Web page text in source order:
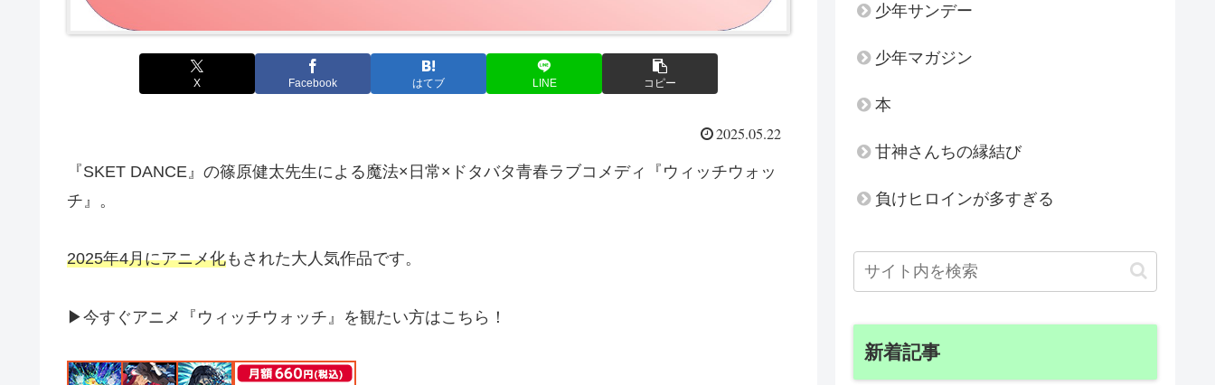
X Facebook はてブ LINE コピー
2025.05.22
『SKET DANCE』の篠原健太先生による魔法×日常×ドタバタ青春ラブコメディ『ウィッチウォッ
チ』。
2025年4月にアニメ化もされた大人気作品です。
▶今すぐアニメ『ウィッチウォッチ』を観たい方はこちら！
少年サンデー
少年マガジン
本
甘神さんちの縁結び
負けヒロインが多すぎる
新着記事